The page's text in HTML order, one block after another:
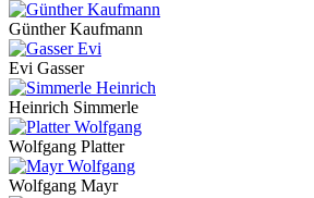
Günther Kaufmann
Evi Gasser
Heinrich Simmerle
Wolfgang Platter
Wolfgang Mayr